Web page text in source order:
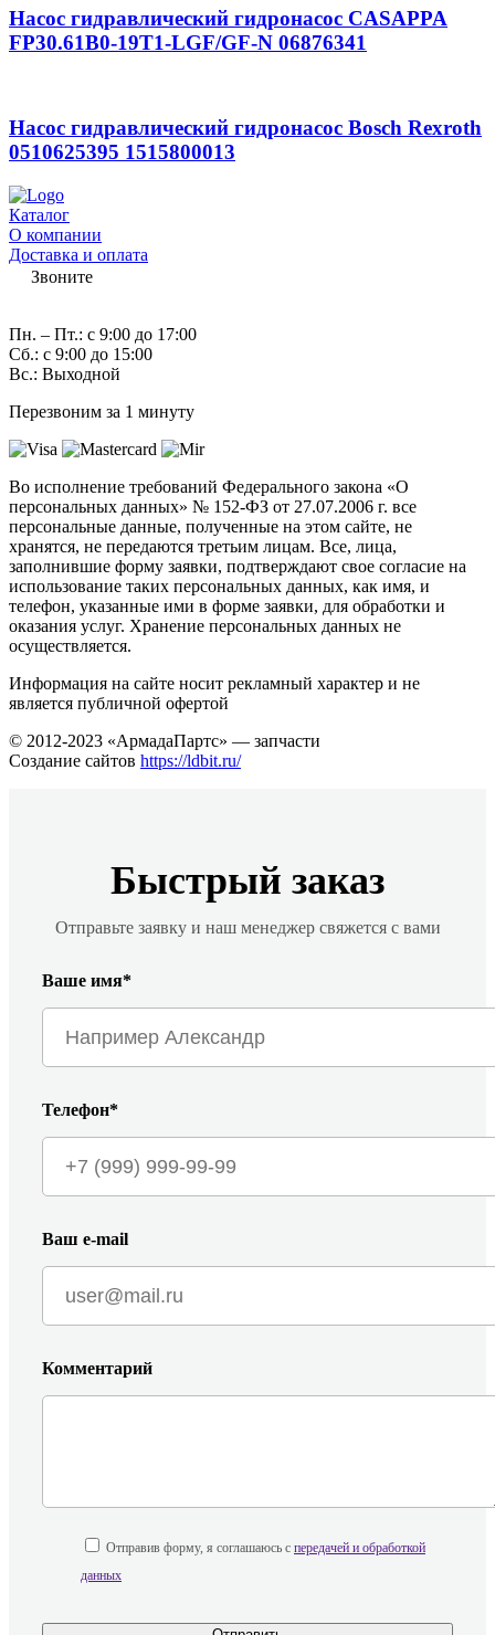
Насос гидравлический гидронасос CASAPPA
FP30.61B0-19T1-LGF/GF-N 06876341
Насос гидравлический гидронасос Bosch Rexroth
0510625395 1515800013
Каталог
О компании
Доставка и оплата
Звоните
Пн. – Пт.: с 9:00 до 17:00
Сб.: с 9:00 до 15:00
Вс.: Выходной
Перезвоним за 1 минуту
Во исполнение требований Федерального закона «О
персональных данных» № 152-ФЗ от 27.07.2006 г. все
персональные данные, полученные на этом сайте, не
хранятся, не передаются третьим лицам. Все, лица,
заполнившие форму заявки, подтверждают свое согласие на
использование таких персональных данных, как имя, и
телефон, указанные ими в форме заявки, для обработки и
оказания услуг. Хранение персональных данных не
осуществляется.
Информация на сайте носит рекламный характер и не
является публичной офертой
© 2012-2023 «АрмадаПартс» — запчасти
Создание сайтов https://ldbit.ru/
Быстрый заказ
Отправьте заявку и наш менеджер свяжется с вами
Ваше имя*
Телефон*
Ваш e-mail
Комментарий
Отправив форму, я соглашаюсь с передачей и обработкой
данных